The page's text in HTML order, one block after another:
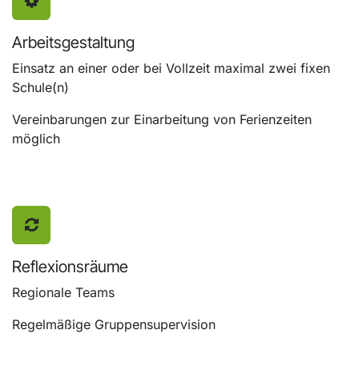
Arbeitsgestaltung
Einsatz an einer oder bei Vollzeit maximal zwei fixen
Schule(n)
Vereinbarungen zur Einarbeitung von Ferienzeiten
möglich
Reflexionsräume
Regionale Teams
Regelmäßige Gruppensupervision